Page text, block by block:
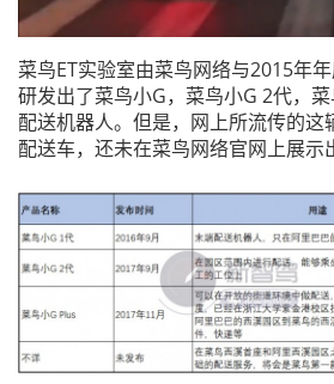
菜鸟ET实验室由菜鸟网络与2015年
研发出了菜鸟小G，菜鸟小G 2代，
配送机器人。但是，网上所流传的这
配送车，还未在菜鸟网络官网上展示